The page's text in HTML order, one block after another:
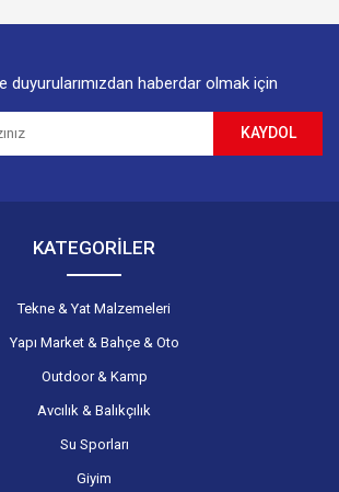
duyurularımızdan haberdar olmak için
KAYDOL
KATEGORİLER
Tekne & Yat Malzemeleri
Yapı Market & Bahçe & Oto
Outdoor & Kamp
Avcılık & Balıkçılık
Su Sporları
Giyim